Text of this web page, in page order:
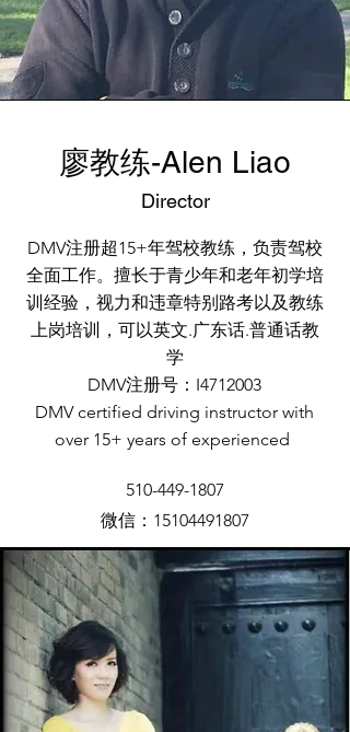
​廖教练-Alen Liao
Director
DMV注册超15+年驾校教练，负责驾校
全面工作。擅长于青少年和老年初学培
训经验，视力和违章特别路考以及教练
上岗培训，可以英文.广东话.普通话教
学
DMV注册号：I4712003
DMV certified driving instructor with
over 15+ years of experienced
510-449-1807
​微信：15104491807